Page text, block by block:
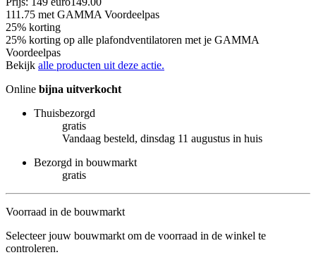
111.75 met GAMMA Voordeelpas
25% korting
25% korting op alle plafondventilatoren met je GAMMA
Voordeelpas
Bekijk alle producten uit deze actie.
Online bijna uitverkocht
Thuisbezorgd
gratis
Vandaag besteld, dinsdag 11 augustus in huis
Bezorgd in bouwmarkt
gratis
Voorraad in de bouwmarkt
Selecteer jouw bouwmarkt om de voorraad in de winkel te
controleren.